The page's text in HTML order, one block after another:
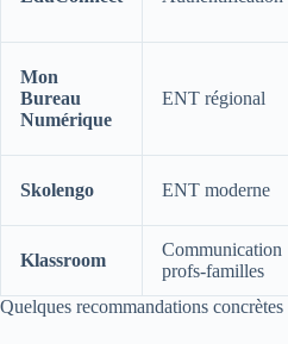
Mon
Bureau
Numérique
ENT régional
Skolengo ENT moderne
Klassroom
Communication
profs-familles
Quelques recommandations concrètes